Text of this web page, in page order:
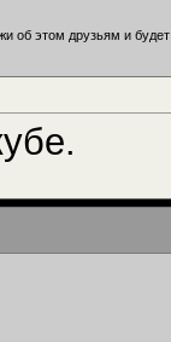
об этом друзьям и